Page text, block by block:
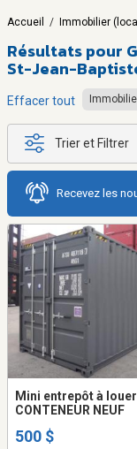
Accueil / Immobilier
Résultats pour
St-Jean-
Effacer tout
Trier et Filtrer
Recevez les
Mini entrepôt à louer
CONTENEUR NEUF
500 $